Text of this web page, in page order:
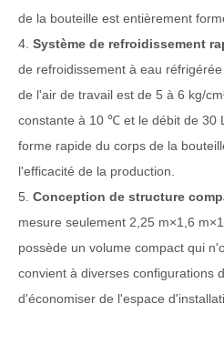
de la bouteille est entièrement
4. Système de refroidissement
de refroidissement à eau
de l'air de travail est de 5 à 6 kg/
constante à 10 ℃ et le débit de 30
forme rapide du corps de la
l'efficacité de la production.
5. Conception de structure
mesure seulement 2,25 m×1,6
possède un volume compact qui
convient à diverses configurations
d'économiser de l'espace